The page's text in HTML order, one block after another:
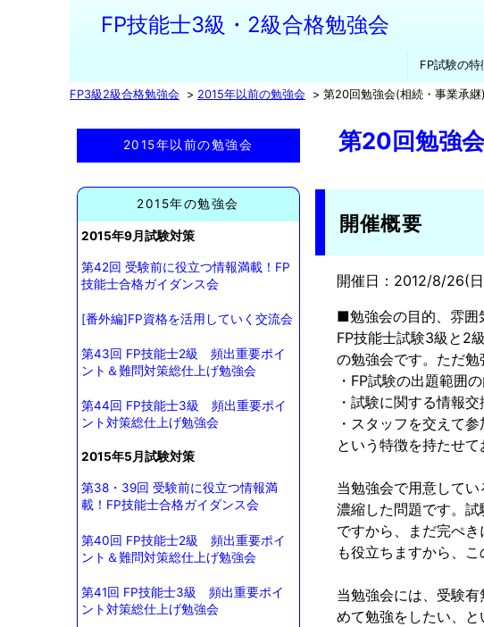
FP技能士3級・2級合格勉強会
FP試験の
FP3級2級合格勉強会 2015年以前の勉強会 第20回勉強会(相続・事業承継)
2015年以前の勉強会
2015年の勉強会
2015年9月試験対策
第42回 受験前に役立つ情報満載！FP
技能士合格ガイダンス会
[番外編]FP資格を活用していく交流会
第43回 FP技能士2級 頻出重要ポイ
ント＆難問対策総仕上げ勉強会
第44回 FP技能士3級 頻出重要ポイ
ント対策総仕上げ勉強会
2015年5月試験対策
第38・39回 受験前に役立つ情報満
載！FP技能士合格ガイダンス会
第40回 FP技能士2級 頻出重要ポイ
ント＆難問対策総仕上げ勉強会
第41回 FP技能士3級 頻出重要ポイ
ント対策総仕上げ勉強会
第20回勉強
開催概要
開催日：2012/8/26(
■勉強会の目的、雰囲
FP技能士試験3級と2
の勉強会です。ただ勉
・FP試験の出題範囲
・試験に関する情報
・スタッフを交えて
という特徴を持たせ
当勉強会で用意して
濃縮した問題です。試
ですから、まだ完ぺ
も役立ちますから、
当勉強会には、受験
めて勉強をしたい、と